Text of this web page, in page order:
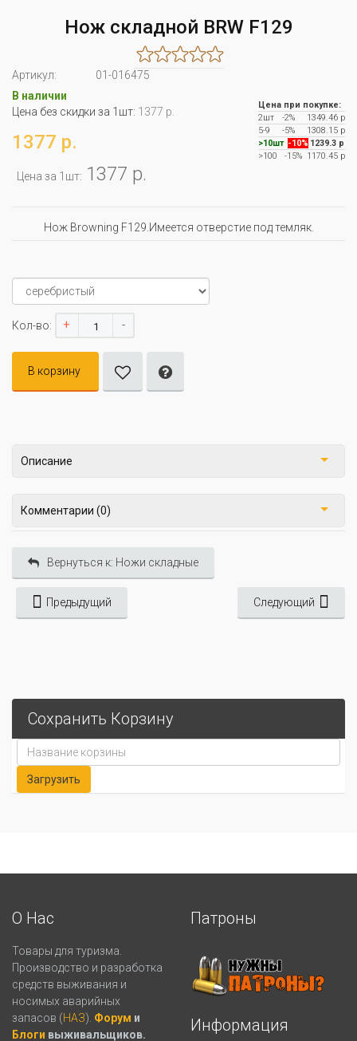
Нож складной BRW F129
Артикул:
01-016475
В наличии
Цена без скидки за 1шт: 1377 р.
1377 р.
Цена за 1шт: 1377 р.
Цена при покупке:
2шт
-2%
1349.46 р
5-9
-5%
1308.15 р
>10шт -10% 1239.3 р
>100
-15% 1170.45 р
Нож Browning F129.Имеется отверстие под темляк.
Кол-во: + -
В корзину
Описание
Комментарии (0)
Вернуться к: Ножи складные
Предыдущий Следующий
Сохранить Корзину
О Нас
Товары для туризма.
Производство и разработка
средств выживания и
носимых аварийных
запасов (НАЗ). Форум и
Блоги выживальщиков.
Патроны
Информация